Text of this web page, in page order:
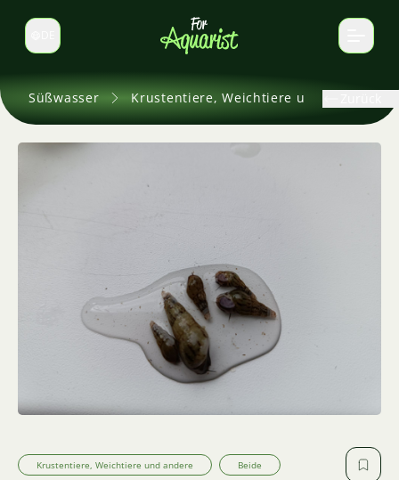
Sprache wechseln
Süßwasser Krustentiere, Weichtiere und andere
Krustentiere, Weichtiere und andere Beide